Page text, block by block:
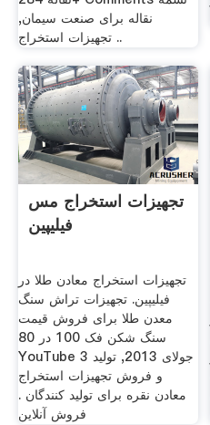
نقاله برای صنعت سیمان,
تجهیزات استخراج ..
تجهیزات استخراج مس
فیلیپین
تجهیزات استخراج معادن طلا در
فیلیپین. تجهیزات تراش سنگ
معدن طلا برای فروش قیمت
سنگ شکن فک 100 در 80
YouTube 3 جولای 2013, تولید
و فروش تجهیزات استخراج
معادن نقره برای تولید کنندگان .
فروش آنلاین